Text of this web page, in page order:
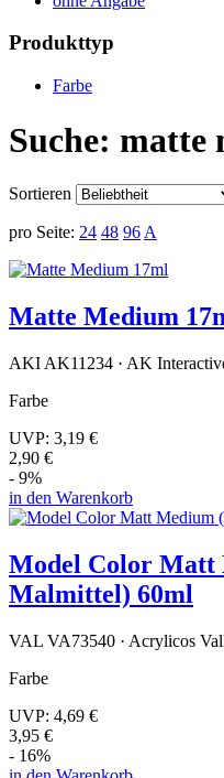
Produkttyp
Farbe
Suche: matte
Sortieren
pro Seite: 24 48 96 A
Matte Medium
AKI AK11234 · AK
Farbe
UVP: 3,19 €
2,90 €
- 9%
in den Warenkorb
Model Color Matt
Malmittel) 60ml
VAL VA73540 · Acrylicos
Farbe
UVP: 4,69 €
3,95 €
- 16%